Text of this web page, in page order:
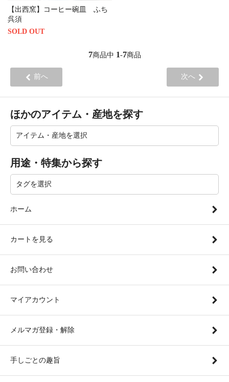
【出西窯】コーヒー碗皿 ふち
呉須
SOLD OUT
7商品中 1-7商品
前へ 次へ
ほかのアイテム・産地を探す
用途・特集から探す
ホーム
カートを見る
お問い合わせ
マイアカウント
メルマガ登録・解除
手しごとの趣旨